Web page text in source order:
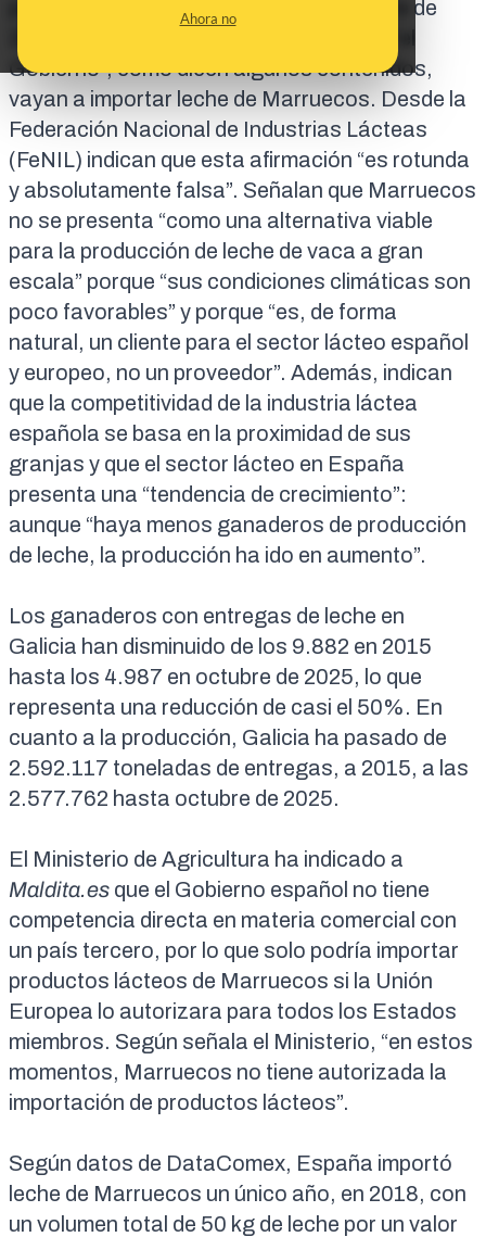
Ahora no
pero no hay constancia a 22 de diciembre de
Gobierno”, como dicen algunos contenidos,
vayan a importar leche de Marruecos. Desde la
Federación Nacional de Industrias Lácteas
(FeNIL) indican que esta afirmación “es rotunda
y absolutamente falsa”. Señalan que Marruecos
no se presenta “como una alternativa viable
para la producción de leche de vaca a gran
escala” porque “sus condiciones climáticas son
poco favorables” y porque “es, de forma
natural, un cliente para el sector lácteo español
y europeo, no un proveedor”. Además, indican
que la competitividad de la industria láctea
española se basa en la proximidad de sus
granjas y que el sector lácteo en España
presenta una “tendencia de crecimiento”:
aunque “haya menos ganaderos de producción
de leche, la producción ha ido en aumento”.
Los ganaderos con entregas de leche en
Galicia han disminuido de los 9.882 en 2015
hasta los 4.987 en octubre de 2025, lo que
representa una reducción de casi el 50%. En
cuanto a la producción, Galicia ha pasado de
2.592.117 toneladas de entregas, a 2015, a las
2.577.762 hasta octubre de 2025.
El Ministerio de Agricultura ha indicado a
Maldita.es que el Gobierno español no tiene
competencia directa en materia comercial con
un país tercero, por lo que solo podría importar
productos lácteos de Marruecos si la Unión
Europea lo autorizara para todos los Estados
miembros. Según señala el Ministerio, “en estos
momentos, Marruecos no tiene autorizada la
importación de productos lácteos”.
Según datos de DataComex, España importó
leche de Marruecos un único año, en 2018, con
un volumen total de 50 kg de leche por un valor